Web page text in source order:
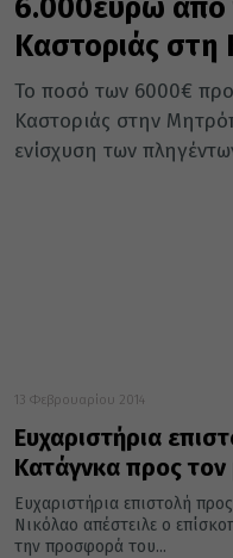
6.000ευρώ
Καστοριάς στη
Το ποσό των 6000€
Καστοριάς στην
ενίσχυση των
13 Φεβρουαρίου 2014
Ευχαριστήρια
Κατάγνκα προς
Ευχαριστήρια επιστολή
Νικόλαο απέστειλε ο
την προσφορά του...